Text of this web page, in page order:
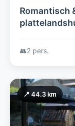
Romantisch
👥2 pers.
📍 44.3 km